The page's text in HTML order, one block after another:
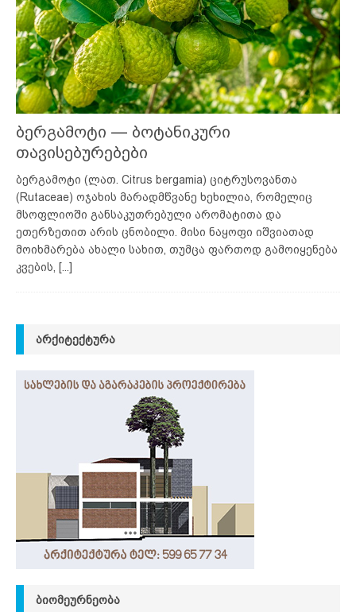
ბერგამოტი — ბოტანიკური
თავისებურებები
ბერგამოტი (ლათ. Citrus bergamia) ციტრუსოვანთა
(Rutaceae) ოჯახის მარადმწვანე ხეხილია, რომელიც
მსოფლიოში განსაკუთრებული არომატითა და
ეთერზეთით არის ცნობილი. მისი ნაყოფი იშვიათად
მოიხმარება ახალი სახით, თუმცა ფართოდ გამოიყენება
კვების, [...]
ᲐᲠᲥᲘᲢᲔᲥᲢᲣᲠᲐ
ᲑᲘᲝᲛᲔᲣᲠᲜᲔᲝᲑᲐ